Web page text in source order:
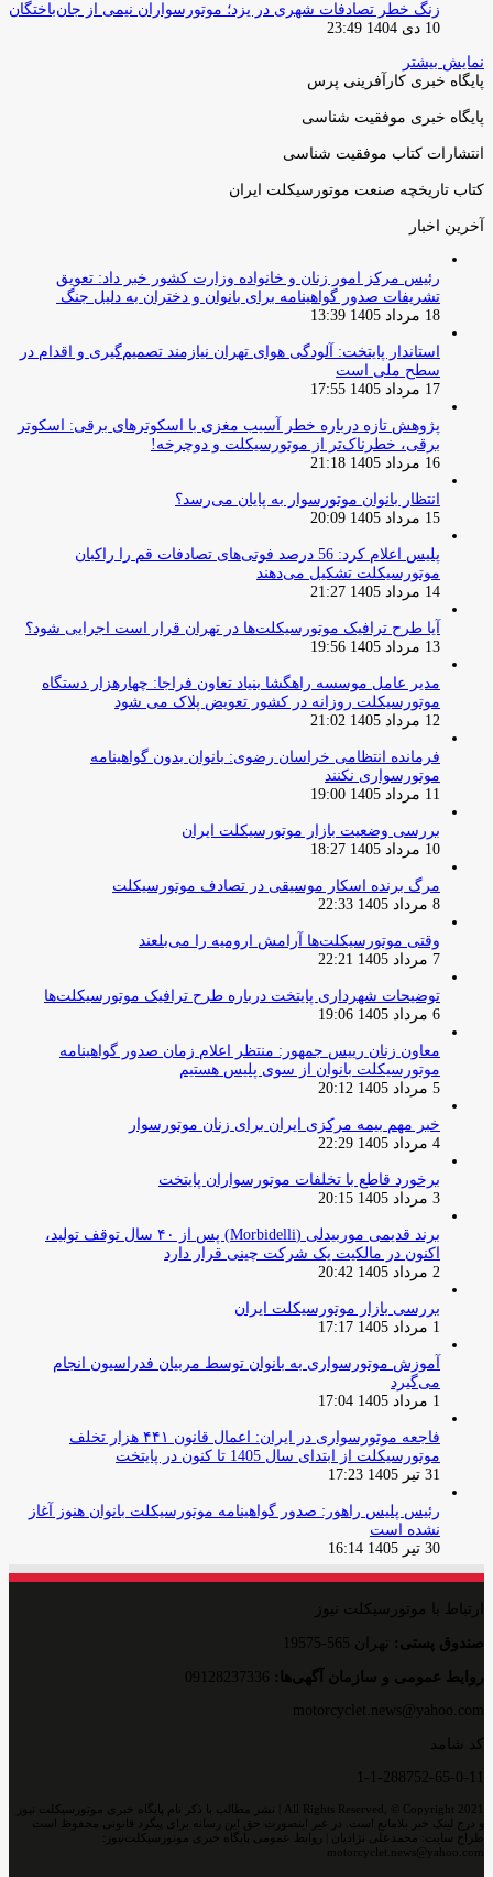
زنگ خطر تصادفات شهری در یزد؛ موتورسواران نیمی از جان‌باختگان
10 دی 1404 23:49
نمایش بیشتر
پایگاه خبری کارآفرینی پرس
پایگاه خبری موفقیت شناسی
انتشارات کتاب موفقیت شناسی
کتاب تاریخچه صنعت موتورسیکلت ایران
آخرین اخبار
رئیس مرکز امور زنان و خانواده وزارت کشور خبر داد: تعویق
تشریفات صدور گواهینامه برای بانوان و دختران به دلیل جنگ
18 مرداد 1405 13:39
استاندار پایتخت: آلودگی هوای تهران نیازمند تصمیم‌گیری و اقدام در
سطح ملی است
17 مرداد 1405 17:55
پژوهش تازه درباره خطر آسیب مغزی با اسکوترهای برقی: اسکوتر
برقی، خطرناک‌تر از موتورسیکلت و دوچرخه!
16 مرداد 1405 21:18
انتظار بانوان موتورسوار به پایان می‌رسد؟
15 مرداد 1405 20:09
پلیس اعلام کرد: 56 درصد فوتی‌های تصادفات قم را راکبان
موتورسیکلت تشکیل می‌دهند
14 مرداد 1405 21:27
آیا طرح ترافیک موتورسیکلت‌ها در تهران قرار است اجرایی شود؟
13 مرداد 1405 19:56
مدیر عامل موسسه راهگشا بنیاد تعاون فراجا: چهارهزار دستگاه
موتورسیکلت روزانه در کشور تعویض پلاک می شود
12 مرداد 1405 21:02
فرمانده انتظامی خراسان رضوی: بانوان بدون گواهینامه
موتورسواری نکنند
11 مرداد 1405 19:00
بررسی وضعیت بازار موتورسیکلت ایران
10 مرداد 1405 18:27
مرگ برنده اسکار موسیقی در تصادف موتورسیکلت
8 مرداد 1405 22:33
وقتی موتورسیکلت‌ها آرامش ارومیه را می‌بلعند
7 مرداد 1405 22:21
توضیحات شهرداری پایتخت درباره طرح ترافیک موتورسیکلت‌ها
6 مرداد 1405 19:06
معاون زنان رییس جمهور: منتظر اعلام زمان صدور گواهینامه
موتورسیکلت بانوان از سوی پلیس هستیم
5 مرداد 1405 20:12
خبر مهم بیمه مرکزی ایران برای زنان موتورسوار
4 مرداد 1405 22:29
برخورد قاطع با تخلفات موتورسواران پایتخت
3 مرداد 1405 20:15
برند قدیمی موربیدلی (Morbidelli) پس از ۴۰ سال توقف تولید،
اکنون در مالکیت یک شرکت چینی قرار دارد
2 مرداد 1405 20:42
بررسی بازار موتورسیکلت ایران
1 مرداد 1405 17:17
آموزش موتورسواری به بانوان توسط مربیان فدراسیون انجام
می‌گیرد
1 مرداد 1405 17:04
فاجعه موتورسواری در ایران: اعمال قانون ۴۴۱ هزار تخلف
موتورسیکلت از ابتدای سال 1405 تا کنون در پایتخت
31 تیر 1405 17:23
رئیس پلیس راهور: صدور گواهینامه موتورسیکلت بانوان هنوز آغاز
نشده است
30 تیر 1405 16:14
ارتباط با موتورسیکلت نیوز
صندوق پستی: تهران 565-19575
روایط عمومی و سازمان آگهی‌ها:
motorcyclet.news@yahoo.com
کد شامد
1-1-288752-65-0-11
All Rights Reserved, © Copyright 2021 | نشر مطالب با ذکر نام پایگاه خبری موتورسیکلت نیوز
و درج لینک خبر بلامانع است. در غیر اینصورت حق این رسانه برای پیگرد قانونی محفوظ است
طراح سایت: محمدعلی نژادیان | روابط عمومی پایگاه خبری موتورسیکلت‌نیوز:
motorcyclet.news@yahoo.com